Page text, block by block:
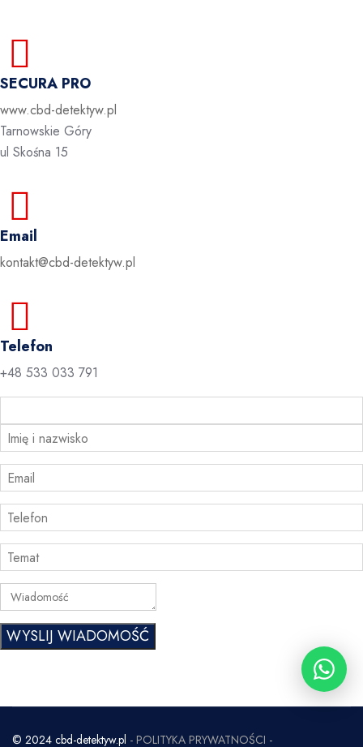
SECURA PRO
www.cbd-detektyw.pl
Tarnowskie Góry
ul Skośna 15
Email
kontakt@cbd-detektyw.pl
Telefon
+48 533 033 791
WYSLIJ WIADOMOŚĆ
© 2024 cbd-detektyw.pl - POLITYKA PRYWATNOŚCI -